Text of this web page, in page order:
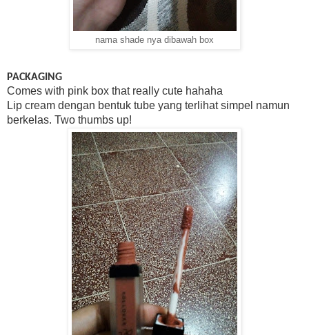
nama shade nya dibawah box
PACKAGING
Comes with pink box that really cute hahaha
Lip cream dengan bentuk tube yang terlihat simpel namun
berkelas. Two thumbs up!